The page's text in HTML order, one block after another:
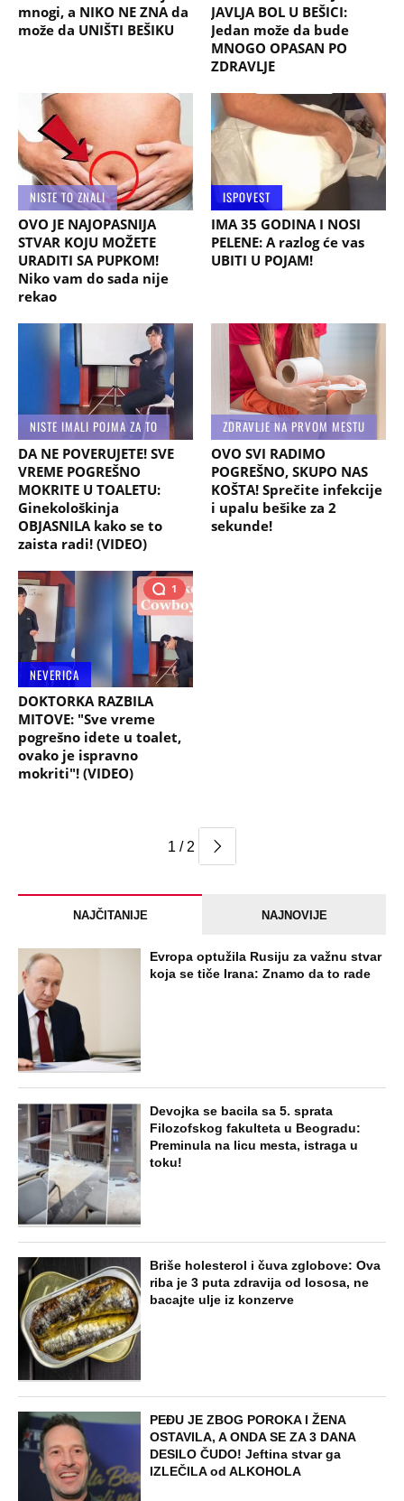
mnogi, a NIKO NE ZNA da
može da UNIŠTI BEŠIKU
JAVLJA BOL U BEŠICI:
Jedan može da bude
MNOGO OPASAN PO
ZDRAVLJE
NISTE TO ZNALI
OVO JE NAJOPASNIJA
STVAR KOJU MOŽETE
URADITI SA PUPKOM!
Niko vam do sada nije
rekao
ISPOVEST
IMA 35 GODINA I NOSI
PELENE: A razlog će vas
UBITI U POJAM!
NISTE IMALI POJMA ZA TO
DA NE POVERUJETE! SVE
VREME POGREŠNO
MOKRITE U TOALETU:
Ginekološkinja
OBJASNILA kako se to
zaista radi! (VIDEO)
ZDRAVLJE NA PRVOM MESTU
OVO SVI RADIMO
POGREŠNO, SKUPO NAS
KOŠTA! Sprečite infekcije
i upalu bešike za 2
sekunde!
1
NEVERICA
DOKTORKA RAZBILA
MITOVE: "Sve vreme
pogrešno idete u toalet,
ovako je ispravno
mokriti"! (VIDEO)
1 / 2
NAJČITANIJE NAJNOVIJE
Evropa optužila Rusiju za važnu stvar
koja se tiče Irana: Znamo da to rade
Devojka se bacila sa 5. sprata
Filozofskog fakulteta u Beogradu:
Preminula na licu mesta, istraga u
toku!
Briše holesterol i čuva zglobove: Ova
riba je 3 puta zdravija od lososa, ne
bacajte ulje iz konzerve
PEĐU JE ZBOG POROKA I ŽENA
OSTAVILA, A ONDA SE ZA 3 DANA
DESILO ČUDO! Jeftina stvar ga
IZLEČILA od ALKOHOLA